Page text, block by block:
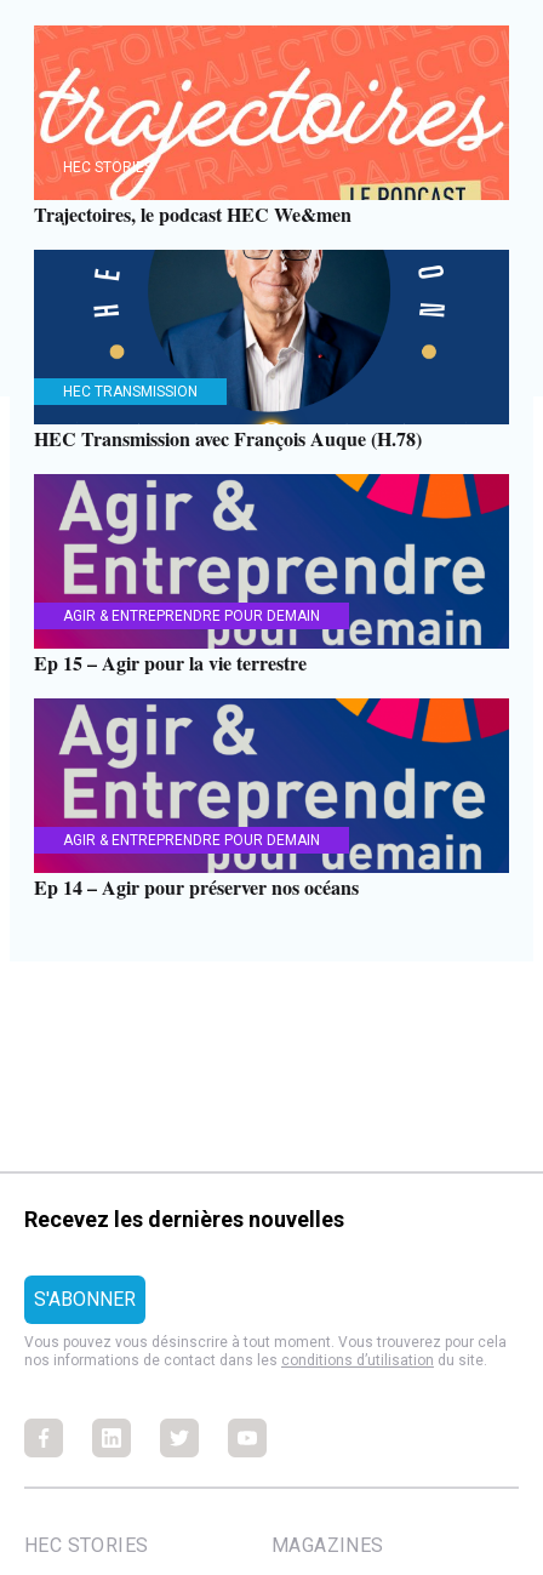
HEC STORIES
Trajectoires, le podcast HEC We&men
HEC TRANSMISSION
HEC Transmission avec François Auque (H.78)
AGIR & ENTREPRENDRE POUR DEMAIN
Ep 15 – Agir pour la vie terrestre
AGIR & ENTREPRENDRE POUR DEMAIN
Ep 14 – Agir pour préserver nos océans
Recevez les dernières nouvelles
Vous pouvez vous désinscrire à tout moment. Vous trouverez pour cela
nos informations de contact dans les conditions d’utilisation du site.
FacebookFacebookFacebookFacebook
HEC STORIES MAGAZINES